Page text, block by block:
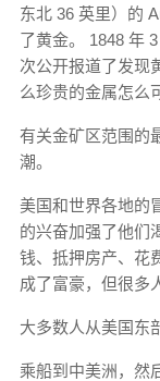
东北 36 英里）的
了黄金。 1848 年
次公开报道了发现
么珍贵的金属怎么
有关金矿区范围的
潮。
美国和世界各地的
的兴奋加强了他们
钱、抵押房产、花
成了富豪，但很多
大多数人从美国东
乘船到中美洲，然